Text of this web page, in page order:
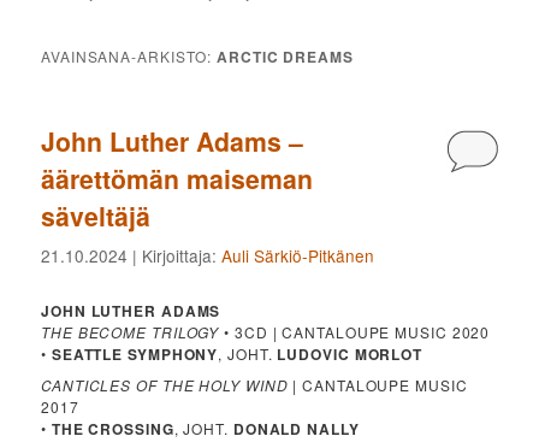
AVAINSANA-ARKISTO:ARCTIC DREAMS
John Luther Adams –
äärettömän maiseman
säveltäjä
21.10.2024 | Kirjoittaja:Auli Särkiö-Pitkänen
JOHN LUTHER ADAMS
THE BECOME TRILOGY • 3CD | CANTALOUPE MUSIC 2020
• SEATTLE SYMPHONY, JOHT. LUDOVIC MORLOT
CANTICLES OF THE HOLY WIND | CANTALOUPE MUSIC
2017
• THE CROSSING, JOHT. DONALD NALLY